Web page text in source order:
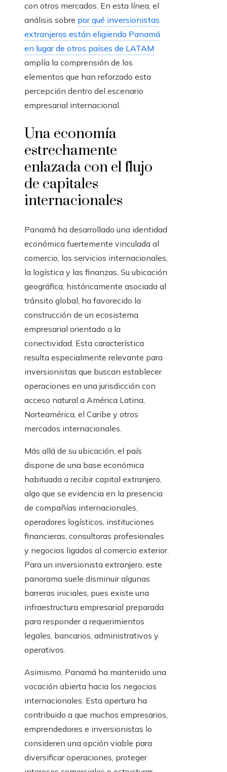
con otros mercados. En esta línea, el
análisis sobre por qué inversionistas
extranjeros están eligiendo Panamá
en lugar de otros países de LATAM
amplía la comprensión de los
elementos que han reforzado esta
percepción dentro del escenario
empresarial internacional.
Una economía
estrechamente
enlazada con el flujo
de capitales
internacionales
Panamá ha desarrollado una identidad
económica fuertemente vinculada al
comercio, los servicios internacionales,
la logística y las finanzas. Su ubicación
geográfica, históricamente asociada al
tránsito global, ha favorecido la
construcción de un ecosistema
empresarial orientado a la
conectividad. Esta característica
resulta especialmente relevante para
inversionistas que buscan establecer
operaciones en una jurisdicción con
acceso natural a América Latina,
Norteamérica, el Caribe y otros
mercados internacionales.
Más allá de su ubicación, el país
dispone de una base económica
habituada a recibir capital extranjero,
algo que se evidencia en la presencia
de compañías internacionales,
operadores logísticos, instituciones
financieras, consultoras profesionales
y negocios ligados al comercio exterior.
Para un inversionista extranjero, este
panorama suele disminuir algunas
barreras iniciales, pues existe una
infraestructura empresarial preparada
para responder a requerimientos
legales, bancarios, administrativos y
operativos.
Asimismo, Panamá ha mantenido una
vocación abierta hacia los negocios
internacionales. Esta apertura ha
contribuido a que muchos empresarios,
emprendedores e inversionistas lo
consideren una opción viable para
diversificar operaciones, proteger